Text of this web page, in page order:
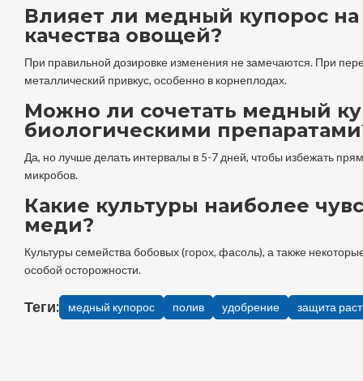
Влияет ли медный купорос на
качества овощей?
При правильной дозировке изменения не замечаются. При
металлический привкус, особенно в корнеплодах.
Можно ли сочетать медный
биологическими
Да, но лучше делать интервалы в 5-7 дней, чтобы избежать
микробов.
Какие культуры наиболее
меди?
Культуры семейства бобовых (горох, фасоль), а также
особой осторожности.
Теги: медный купорос полив удобрение защита